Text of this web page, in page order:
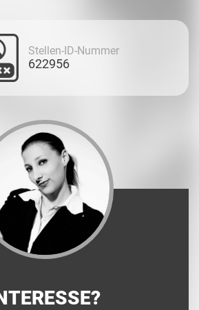
Stellen-ID-Nummer
622956